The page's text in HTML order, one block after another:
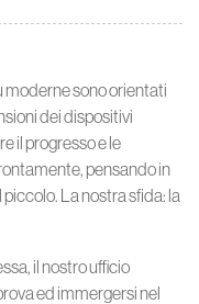
moderne sono orientati
dei dispositivi
il progresso e le
pensando in
La nostra sfida: la
il nostro ufficio
ed immergersi nel